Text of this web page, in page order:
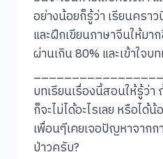
อย่างน้อยก็รู้ว่า เรียนครา
และฝึกเขียนภาษาจีนให้มา
ผ่านเกิน 80% และเข้าใจบ
บทเรียนเรื่องนี้สอนให้รู้ว่า
ก็จะไม่ได้อะไรเลย หรือได้
เพื่อนๆีเคยเจอปัญหาจากก
ป่าวครับ?